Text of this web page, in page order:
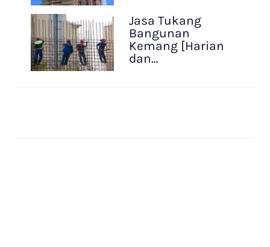
Jasa Tukang
Bangunan
Kemang [Harian
dan…